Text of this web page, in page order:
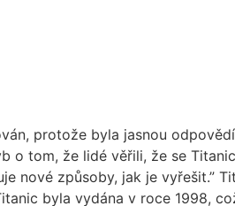
protože byla jasnou
o tom, že lidé věřili, že se
nové způsoby, jak je vyřešit.”
byla vydána v roce 1998,